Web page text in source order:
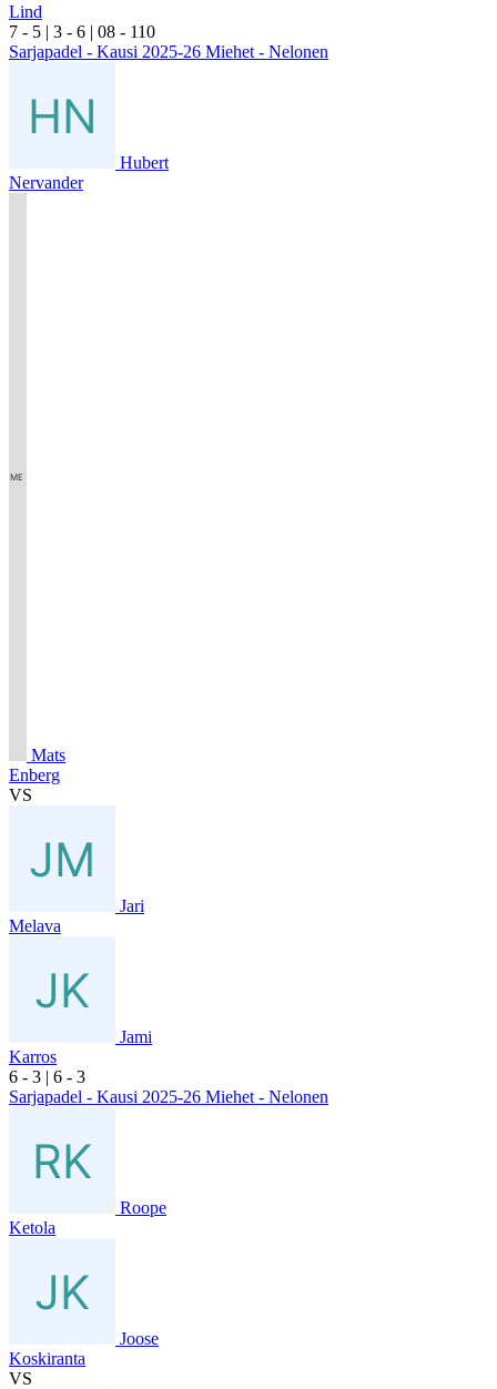
Lind
7 - 5 | 3 - 6 | 08 - 110
Sarjapadel - Kausi 2025-26 Miehet - Nelonen
Hubert
Nervander
Mats
Enberg
VS
Jari
Melava
Jami
Karros
6 - 3 | 6 - 3
Sarjapadel - Kausi 2025-26 Miehet - Nelonen
Roope
Ketola
Joose
Koskiranta
VS